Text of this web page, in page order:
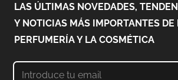
LAS ÚLTIMAS NOVEDADES,
Y NOTICIAS MÁS IMPORTANTES DE
PERFUMERÍA Y LA COSMÉTICA